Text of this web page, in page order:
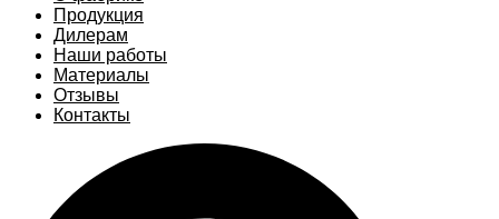
Продукция
Дилерам
Наши работы
Материалы
Отзывы
Контакты